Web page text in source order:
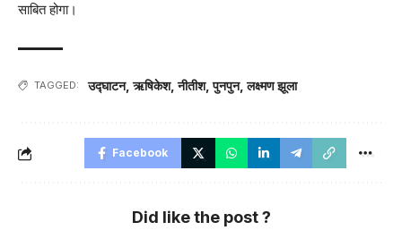
साबित होगा।
TAGGED: उद्घाटन,ऋषिकेश,नीतीश,पुनपुन,लक्ष्मण झूला
Facebook
Did like the post ?